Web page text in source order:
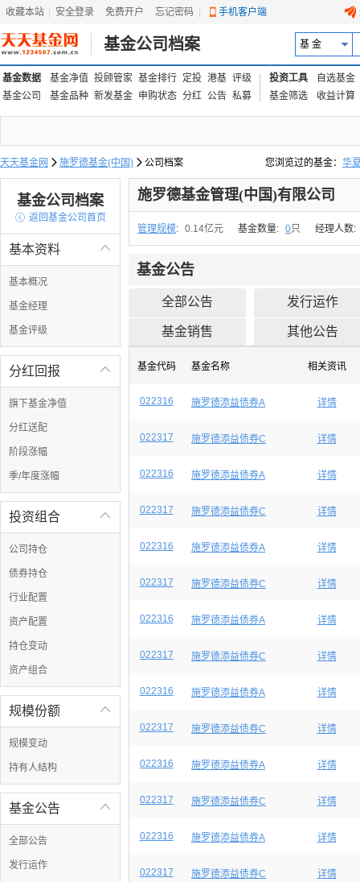
收藏本站 安全登录 免费开户 忘记密码 手机客户端
基金公司档案 基 金
基金数据 基金净值 投顾管家 基金排行 定投 港基 评级
基金公司
基金品种 新发基金 申购状态 分红 公告 私募
投资工具
自选基金
基金筛选
收益计算
天天基金网  施罗德基金(中国)  公司档案 您浏览过的基金： 华
易方达上证中盘ETF联
基金公司档案
 返回基金公司首页

基本资料
基本概况
基金经理
基金评级

分红回报
旗下基金净值
分红送配
阶段涨幅
季/年度涨幅

投资组合
公司持仓
债券持仓
行业配置
资产配置
持仓变动
资产组合

规模份额
规模变动
持有人结构

基金公告
全部公告
发行运作
施罗德基金管理(中国)有限公司
管理规模: 0.14亿元 基金数量: 0只 经理人数:
基金公告
全部公告 发行运作
基金销售 其他公告
基金代码 基金名称 相关资讯
022316 施罗德添益债券A 详情
022317 施罗德添益债券C 详情
022316 施罗德添益债券A 详情
022317 施罗德添益债券C 详情
022316 施罗德添益债券A 详情
022317 施罗德添益债券C 详情
022316 施罗德添益债券A 详情
022317 施罗德添益债券C 详情
022316 施罗德添益债券A 详情
022317 施罗德添益债券C 详情
022316 施罗德添益债券A 详情
022317 施罗德添益债券C 详情
022316 施罗德添益债券A 详情
022317 施罗德添益债券C 详情